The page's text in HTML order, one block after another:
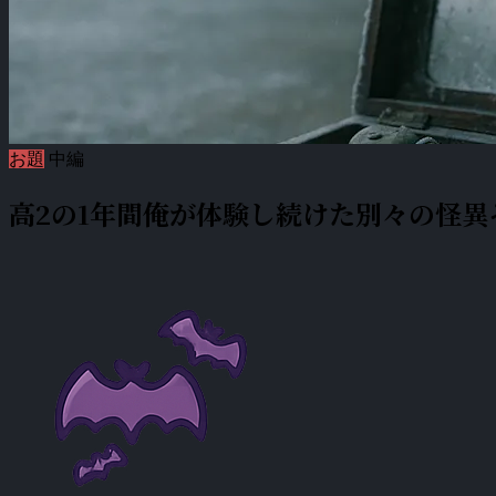
お題 中編
高2の1年間俺が体験し続けた別々の怪